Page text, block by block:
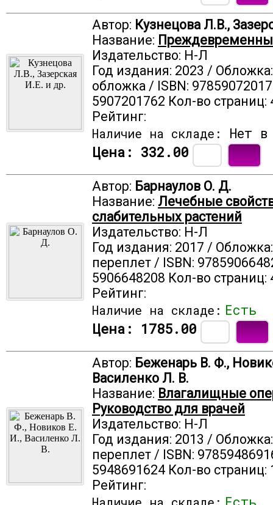
Автор: Кузнецова Л.В.,
Название:
Издательство: Н-Л
Год издания: 2023 /
обложка / ISBN:
5907201762 Кол-во страниц:
Рейтинг:
Наличие на складе:
Нет
Цена: 332.00
Автор: Барнаулов О. Д.
Название: Лечебные
слабительных растений
Издательство: Н-Л
Год издания: 2017 /
переплет / ISBN:
5906648208 Кол-во страниц:
Рейтинг:
Наличие на складе: Есть
Цена: 1785.00
Автор: Беженарь В. Ф.,
Василенко Л. В.
Название: Влагалищные
Руководство для врачей
Издательство: Н-Л
Год издания: 2013 /
переплет / ISBN:
5948691624 Кол-во страниц:
Рейтинг: